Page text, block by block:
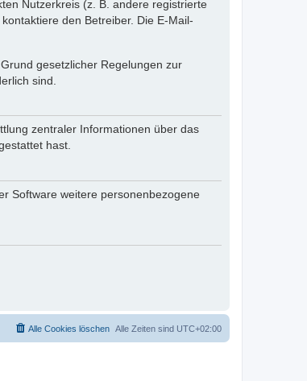
Nutzerkreis (z. B. andere registrierte
den Betreiber. Die E-Mail-
gesetzlicher Regelungen zur
sind.
zentraler Informationen über das
hast.
Software weitere personenbezogene
Alle Zeiten sind UTC+02:00
Alle Cookies löschen